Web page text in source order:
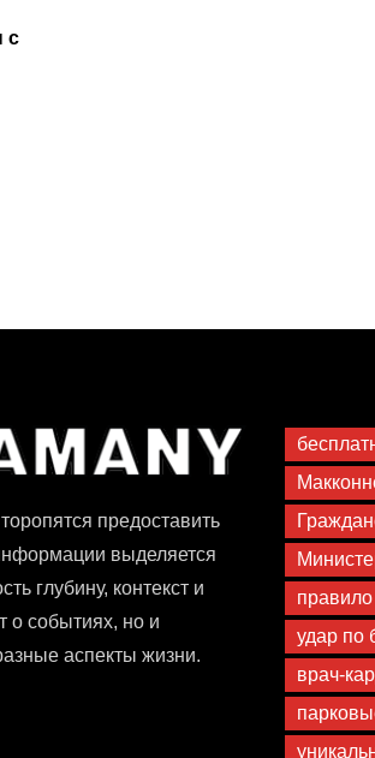
с
предоставить
выделяется
глубину, контекст и
о событиях, но и
аспекты жизни.
правило
удар по
врач-